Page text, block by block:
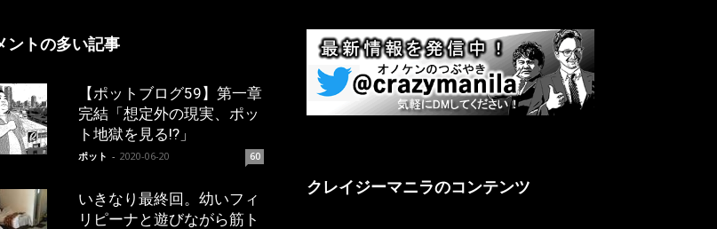
ントの多い記事
【ポットブログ59】第一章
完結「想定外の現実、ポッ
ト地獄を見る!?」
ポット - 2020-06-20 60
いきなり最終回。幼いフィ
リピーナと遊びながら筋ト
クレイジーマニラのコンテンツ